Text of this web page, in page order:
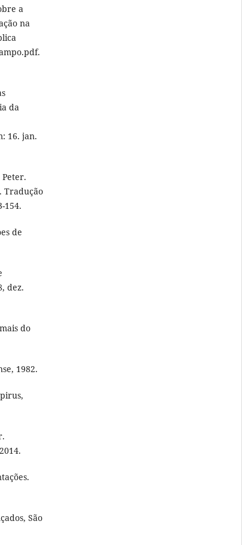
a
na
da
16. jan.
Tradução
154.
de
dez.
do
1982.
São